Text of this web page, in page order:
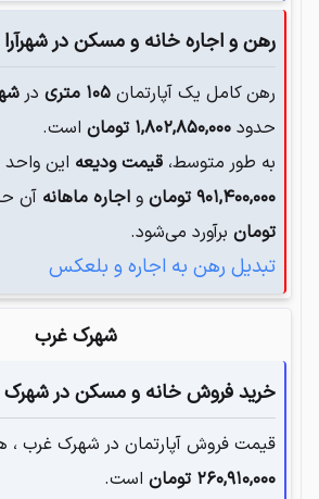
رهن و اجاره خانه و مسکن در
رهن کامل یک آپارتمان ۱۰۵ متری در
حدود ۱,۸۰۲,۸۵۰,۰۰۰ تومان است.
به طور متوسط، قیمت ودیعه این
۹۰۱,۴۰۰,۰۰۰ تومان و اجاره ماهانه آن
تومان برآورد می‌شود.
تبدیل رهن به اجاره و بلعکس
شهرک غرب
خرید فروش خانه و مسکن در
قیمت فروش آپارتمان در شهرک غرب ،
۲۶۰,۹۱۰,۰۰۰ تومان است.